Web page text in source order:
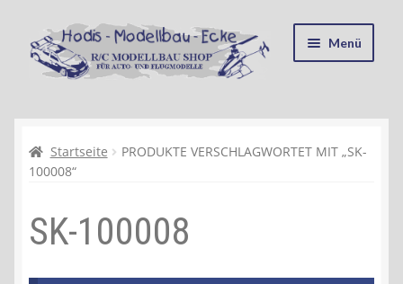
Zur
Navigation
springen
Zum
Inhalt
springen
Menü
Kasse
Recycling, Entsorgung und Umwelt
Startseite
PRODUKTE VERSCHLAGWORTET MIT „SK-
100008“
SK-100008